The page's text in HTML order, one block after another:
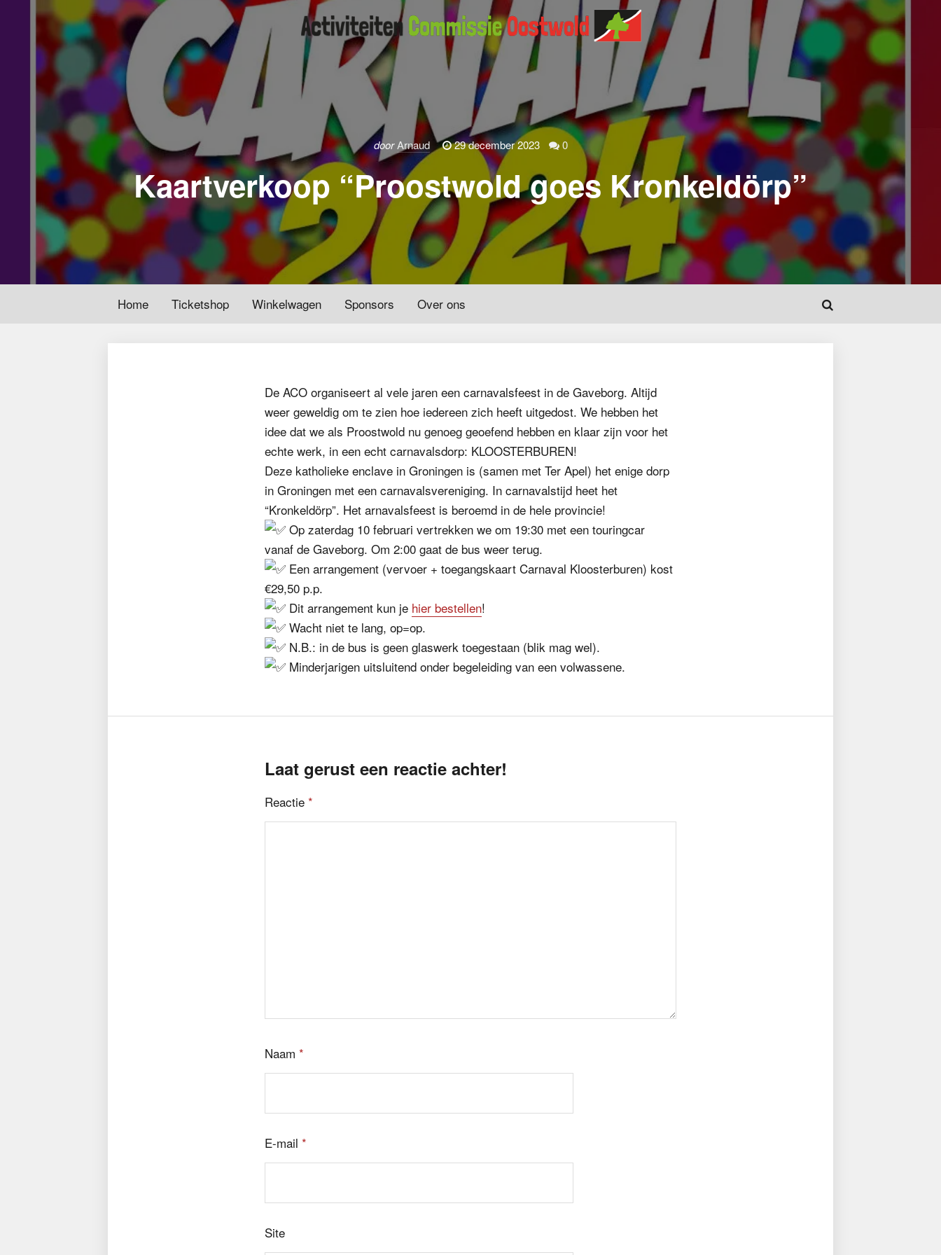
door Arnaud 29 december 2023 0
Kaartverkoop “Proostwold goes Kronkeldörp”
Home Ticketshop Winkelwagen Sponsors Over ons
De ACO organiseert al vele jaren een carnavalsfeest in de Gaveborg. Altijd
weer geweldig om te zien hoe iedereen zich heeft uitgedost. We hebben het
idee dat we als Proostwold nu genoeg geoefend hebben en klaar zijn voor het
echte werk, in een echt carnavalsdorp: KLOOSTERBUREN!
Deze katholieke enclave in Groningen is (samen met Ter Apel) het enige dorp
in Groningen met een carnavalsvereniging. In carnavalstijd heet het
“Kronkeldörp”. Het arnavalsfeest is beroemd in de hele provincie!
Op zaterdag 10 februari vertrekken we om 19:30 met een touringcar
vanaf de Gaveborg. Om 2:00 gaat de bus weer terug.
Een arrangement (vervoer + toegangskaart Carnaval Kloosterburen) kost
€29,50 p.p.
Dit arrangement kun je hier bestellen!
Wacht niet te lang, op=op.
N.B.: in de bus is geen glaswerk toegestaan (blik mag wel).
Minderjarigen uitsluitend onder begeleiding van een volwassene.
Laat gerust een reactie achter!
Reactie *
Naam *
E-mail *
Site